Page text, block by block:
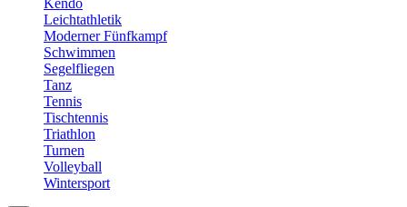
Leichtathletik
Moderner Fünfkampf
Schwimmen
Segelfliegen
Tanz
Tennis
Tischtennis
Triathlon
Turnen
Volleyball
Wintersport